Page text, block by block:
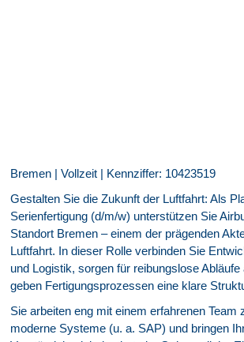
Bremen | Vollzeit | Kennziffer: 10423519
Gestalten Sie die Zukunft der Luftfahrt: Als
Serienfertigung (d/m/w) unterstützen Sie
Standort Bremen – einem der prägenden
Luftfahrt. In dieser Rolle verbinden Sie
und Logistik, sorgen für reibungslose
geben Fertigungsprozessen eine klare
Sie arbeiten eng mit einem erfahrenen Team
moderne Systeme (u. a. SAP) und bringen